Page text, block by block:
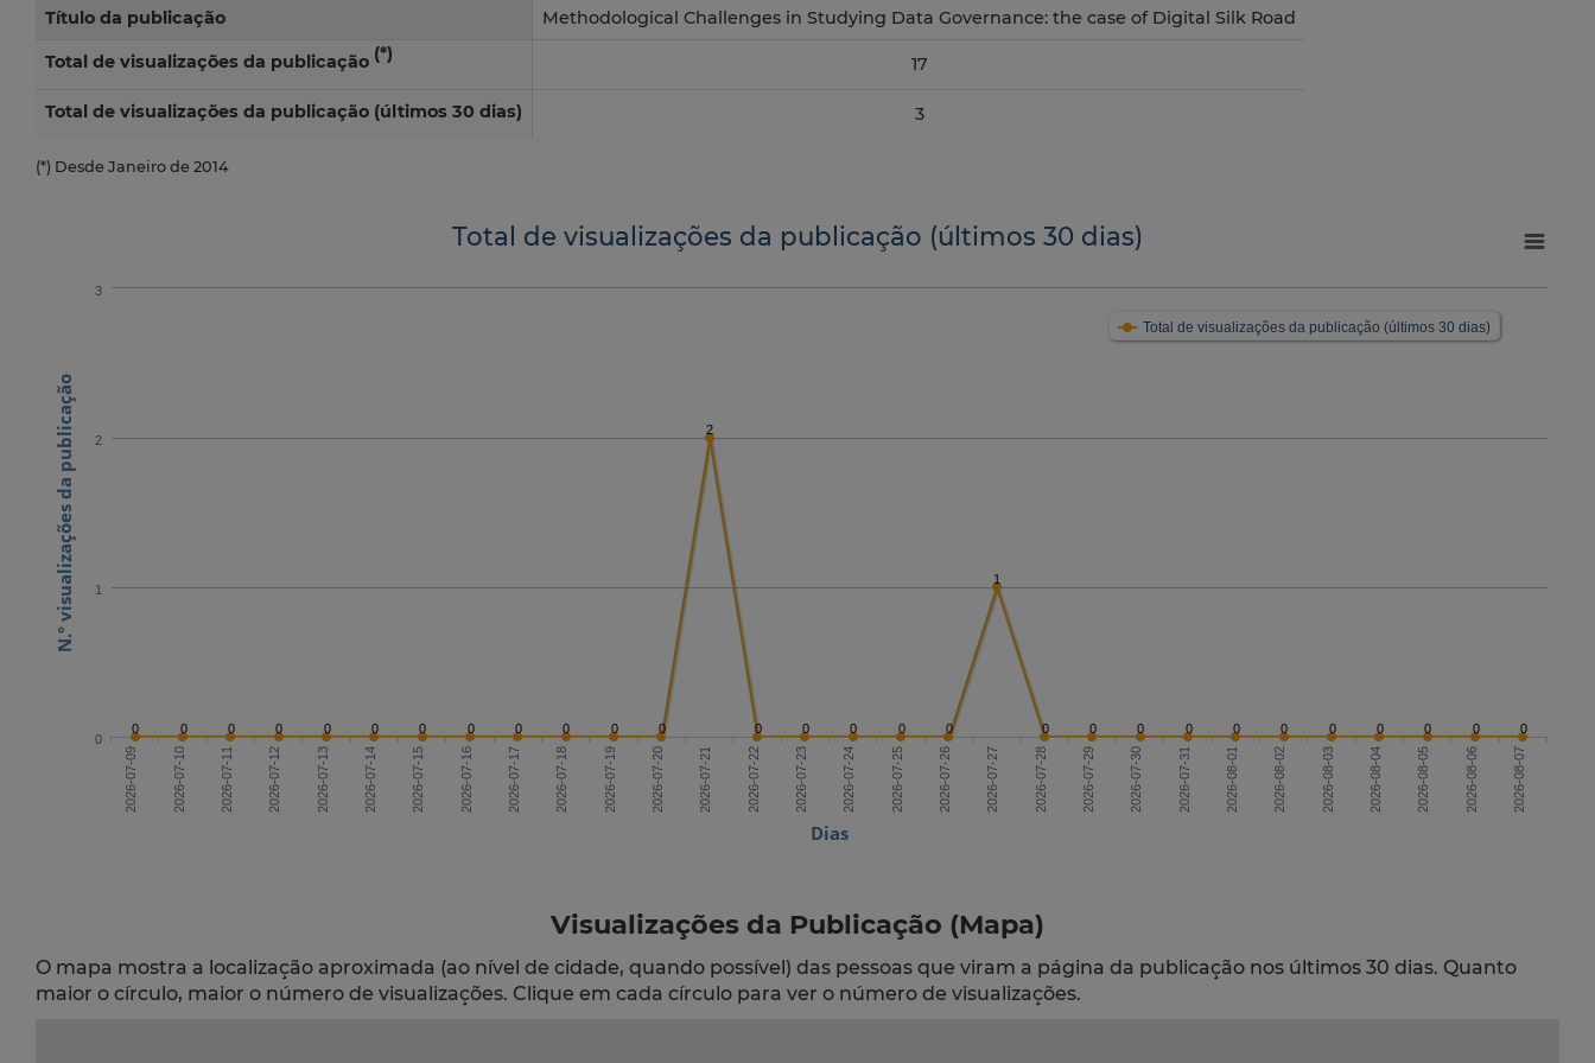
Título da publicação Methodological Challenges in Studying Data Governance: the case of Digital Silk Road
Total de visualizações da publicação (*)
17
Total de visualizações da publicação (últimos 30 dias) 3
(*) Desde Janeiro de 2014
Dias
N.º visualizações da publicação
Total de visualizações da publicação (últimos 30 dias)
0 0 0 0 0 0 0 0 0 0 0 0
2
0 0 0 0 0
1
0 0 0 0 0 0 0 0 0 0 0
Total de visualizações da publicação (últimos 30 dias)
2026-07-09 2026-07-10 2026-07-11 2026-07-12 2026-07-13 2026-07-14 2026-07-15 2026-07-16 2026-07-17 2026-07-18 2026-07-19 2026-07-20 2026-07-21 2026-07-22 2026-07-23 2026-07-24 2026-07-25 2026-07-26 2026-07-27 2026-07-28 2026-07-29 2026-07-30 2026-07-31 2026-08-01 2026-08-02 2026-08-03 2026-08-04 2026-08-05 2026-08-06 2026-08-07
0
1
2
3
Visualizações da Publicação (Mapa)
O mapa mostra a localização aproximada (ao nível de cidade, quando possível) das pessoas que viram a página da publicação nos últimos 30 dias. Quanto
maior o círculo, maior o número de visualizações. Clique em cada círculo para ver o número de visualizações.